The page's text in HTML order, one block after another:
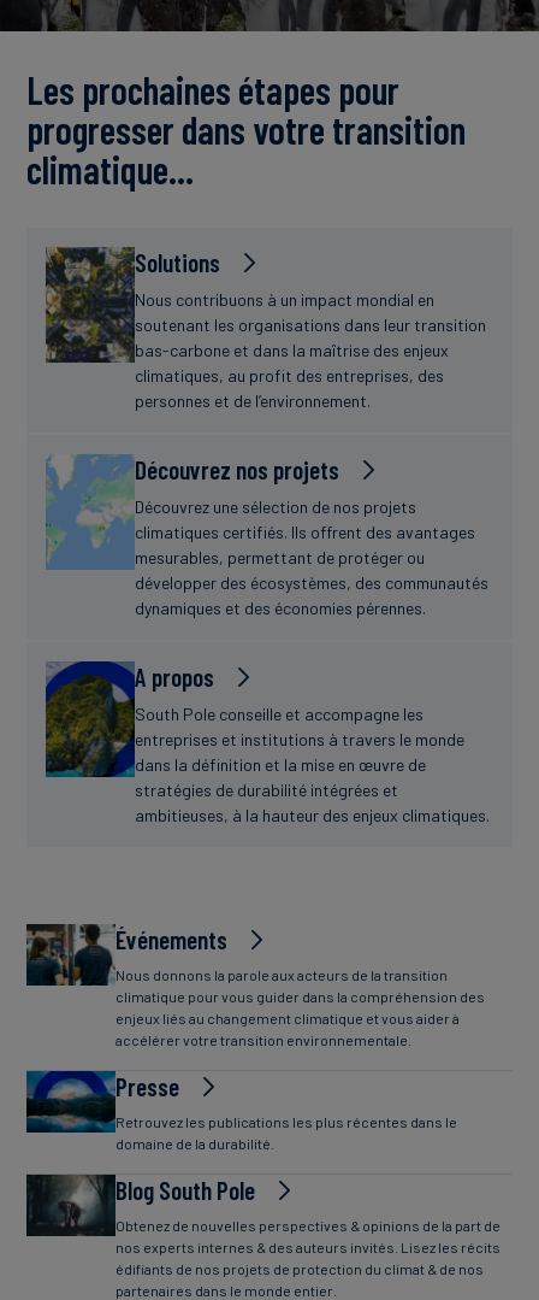
Les prochaines étapes pour
progresser dans votre transition
climatique…
Solutions
Nous contribuons à un impact mondial en
soutenant les organisations dans leur transition
bas-carbone et dans la maîtrise des enjeux
climatiques, au profit des entreprises, des
personnes et de l’environnement.
Découvrez nos projets
Découvrez une sélection de nos projets
climatiques certifiés. Ils offrent des avantages
mesurables, permettant de protéger ou
développer des écosystèmes, des communautés
dynamiques et des économies pérennes.
A propos
South Pole conseille et accompagne les
entreprises et institutions à travers le monde
dans la définition et la mise en œuvre de
stratégies de durabilité intégrées et
ambitieuses, à la hauteur des enjeux climatiques.
Événements
Nous donnons la parole aux acteurs de la transition
climatique pour vous guider dans la compréhension des
enjeux liés au changement climatique et vous aider à
accélérer votre transition environnementale.
Presse
Retrouvez les publications les plus récentes dans le
domaine de la durabilité.
Blog South Pole
Obtenez de nouvelles perspectives & opinions de la part de
nos experts internes & des auteurs invités. Lisez les récits
édifiants de nos projets de protection du climat & de nos
partenaires dans le monde entier.